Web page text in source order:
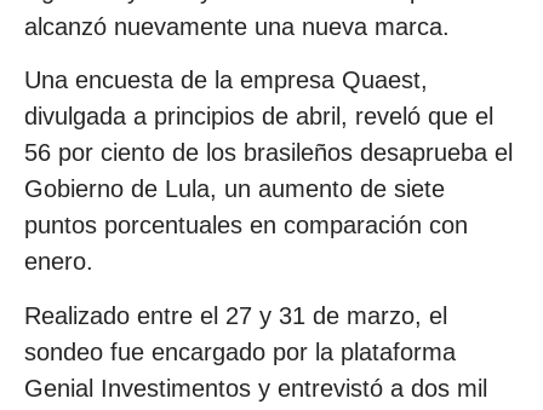
alcanzó nuevamente una nueva marca.
Una encuesta de la empresa Quaest,
divulgada a principios de abril, reveló que el
56 por ciento de los brasileños desaprueba el
Gobierno de Lula, un aumento de siete
puntos porcentuales en comparación con
enero.
Realizado entre el 27 y 31 de marzo, el
sondeo fue encargado por la plataforma
Genial Investimentos y entrevistó a dos mil